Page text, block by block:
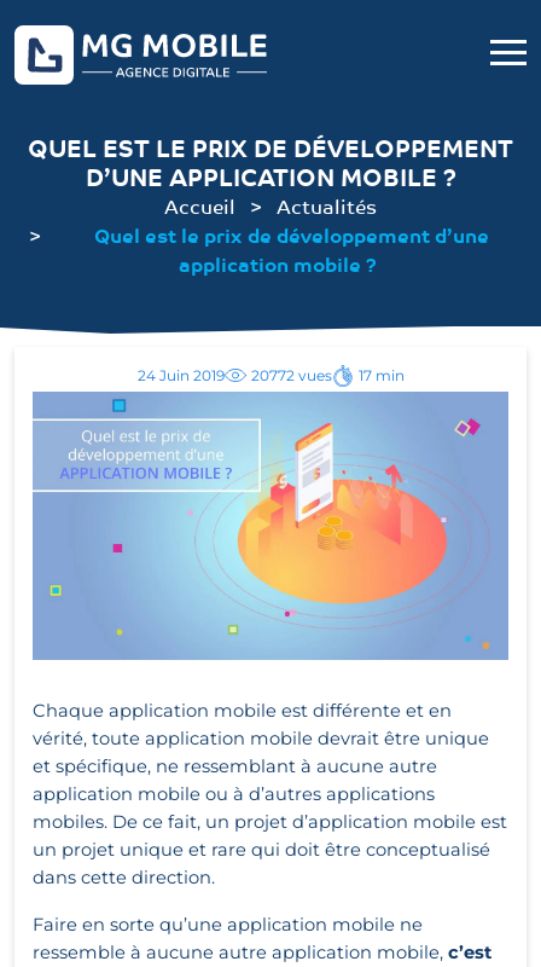
QUEL EST LE PRIX DE DÉVELOPPEMENT
D’UNE APPLICATION MOBILE ?
Accueil
Actualités
Quel est le prix de développement d’une
application mobile ?
24 Juin 2019 20772 vues 17 min
Chaque application mobile est différente et en
vérité, toute application mobile devrait être unique
et spécifique, ne ressemblant à aucune autre
application mobile ou à d’autres applications
mobiles. De ce fait, un projet d’application mobile est
un projet unique et rare qui doit être conceptualisé
dans cette direction.
Faire en sorte qu’une application mobile ne
ressemble à aucune autre application mobile, c’est